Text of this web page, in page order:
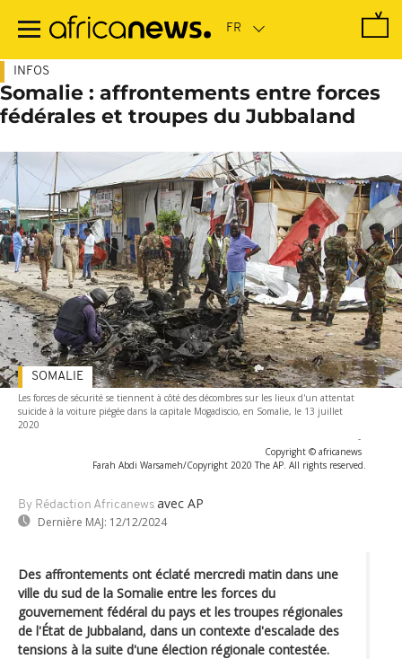
contenu
INFOS
Somalie : affrontements entre forces
fédérales et troupes du Jubbaland
Les forces de sécurité se tiennent à côté des décombres sur les lieux d'un attentat
suicide à la voiture piégée dans la capitale Mogadiscio, en Somalie, le 13 juillet
2020
-
Copyright © africanews
Farah Abdi Warsameh/Copyright 2020 The AP. All rights reserved.
By Rédaction Africanews avec AP
Dernière MAJ: 12/12/2024
SOMALIE
Des affrontements ont éclaté mercredi matin dans une
ville du sud de la Somalie entre les forces du
gouvernement fédéral du pays et les troupes régionales
de l'État de Jubbaland, dans un contexte d'escalade des
tensions à la suite d'une élection régionale contestée.